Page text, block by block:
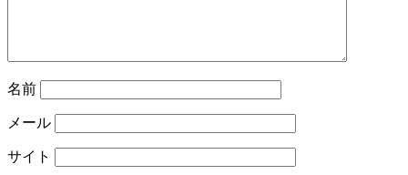
名前
メール
サイト